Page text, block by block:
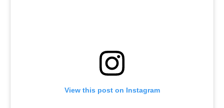
View this post on Instagram